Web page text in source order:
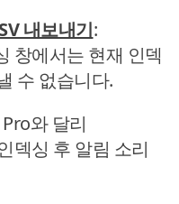
내보내기:
창에서는 현재 인덱
수 없습니다.
와 달리
덱싱 후 알림 소리